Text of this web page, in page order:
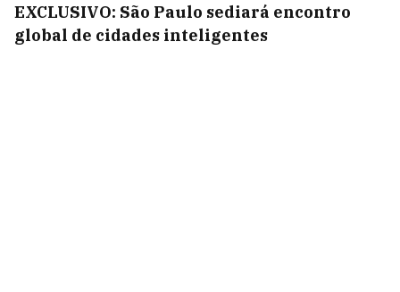
EXCLUSIVO: São Paulo sediará encontro
global de cidades inteligentes